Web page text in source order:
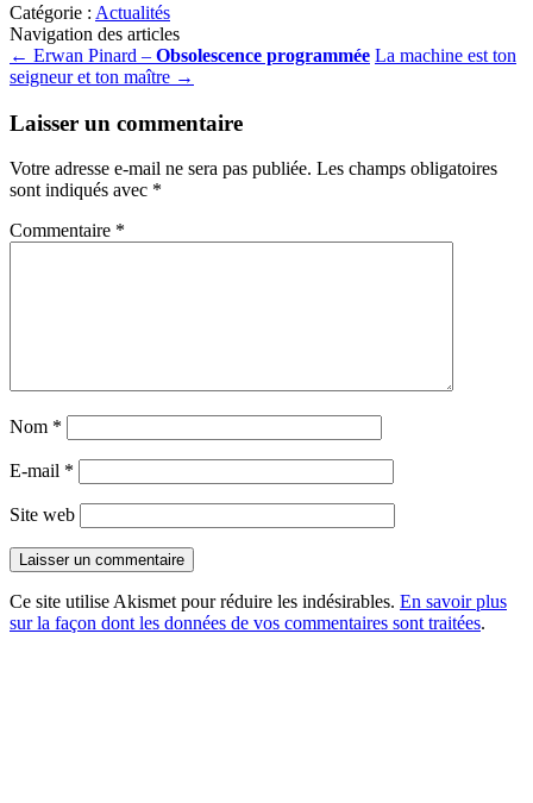
Catégorie : Actualités
Navigation des articles
← Erwan Pinard – Obsolescence programmée La machine est ton
seigneur et ton maître →
Laisser un commentaire
Votre adresse e-mail ne sera pas publiée. Les champs obligatoires
sont indiqués avec *
Commentaire *
Nom *
E-mail *
Site web
Ce site utilise Akismet pour réduire les indésirables. En savoir plus
sur la façon dont les données de vos commentaires sont traitées.